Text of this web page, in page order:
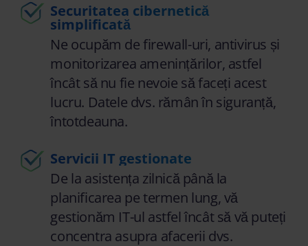
Securitatea cibernetică
simplificată
Ne ocupăm de firewall-uri, antivirus și
monitorizarea amenințărilor, astfel
încât să nu fie nevoie să faceți acest
lucru. Datele dvs. rămân în siguranță,
întotdeauna.
Servicii IT gestionate
De la asistența zilnică până la
planificarea pe termen lung, vă
gestionăm IT-ul astfel încât să vă puteți
concentra asupra afacerii dvs.